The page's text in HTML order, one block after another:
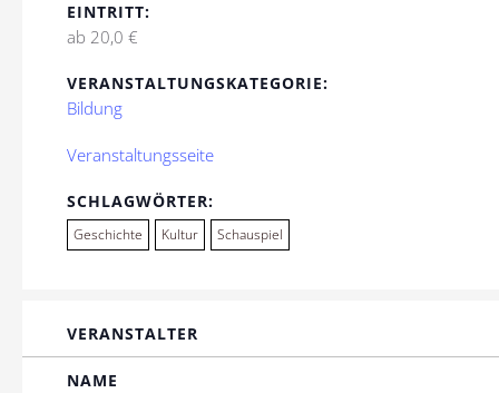
EINTRITT:
ab 20,0 €
VERANSTALTUNGSKATEGORIE:
Bildung
Veranstaltungsseite
SCHLAGWÖRTER:
Geschichte Kultur Schauspiel
VERANSTALTER
NAME